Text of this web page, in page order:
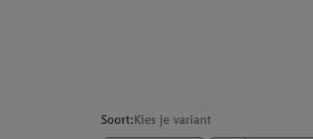
Soort:Kies je variant